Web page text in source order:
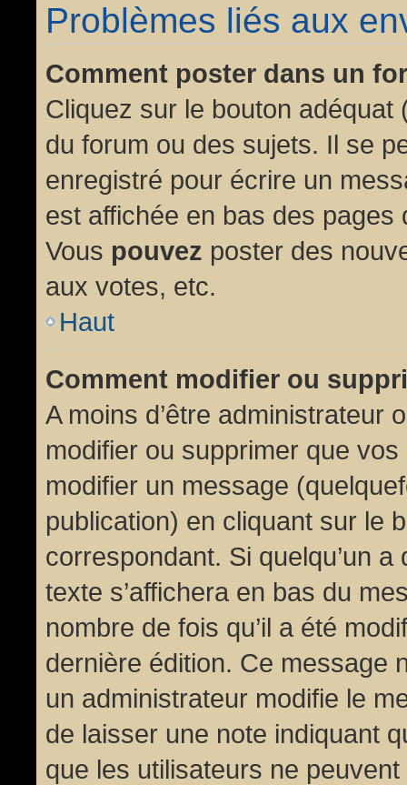
Problèmes liés aux
Comment poster dans un
Cliquez sur le bouton
du forum ou des sujets. Il se
enregistré pour écrire un
est affichée en bas des
Vous pouvez poster des
aux votes, etc.
Haut
Comment modifier ou
A moins d’être administrateur
modifier ou supprimer que
modifier un message
publication) en cliquant sur le
correspondant. Si quelqu’un
texte s’affichera en bas du
nombre de fois qu’il a été
dernière édition. Ce message
un administrateur modifie le
de laisser une note indiquant
que les utilisateurs ne